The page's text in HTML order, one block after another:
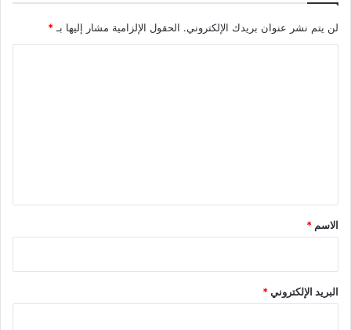
لن يتم نشر عنوان بريدك الإلكتروني. الحقول الإلزامية مشار إليها بـ *
*
الاسم *
البريد الإلكتروني*